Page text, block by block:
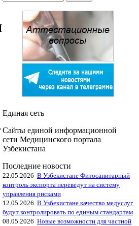
Единая сеть
Сайты единой информационной
сети Медицинского портала
Узбекистана
Последние новости
22.05.2026 В Узбекистане Фитосанитарный
контроль экспорта переведут на систему
управления рисками
12.05.2026 В Узбекистане качество медуслуг
будут контролировать по единым стандартам
08.05.2026 Новые возможности для частной